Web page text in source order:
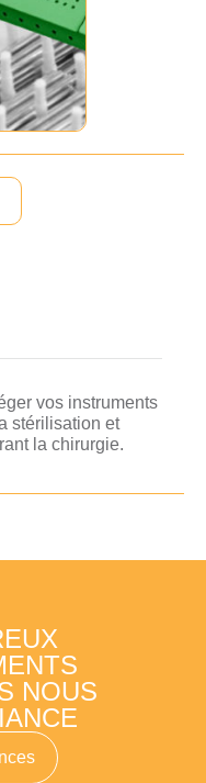
vos instruments
stérilisation et
la chirurgie.
NOUS